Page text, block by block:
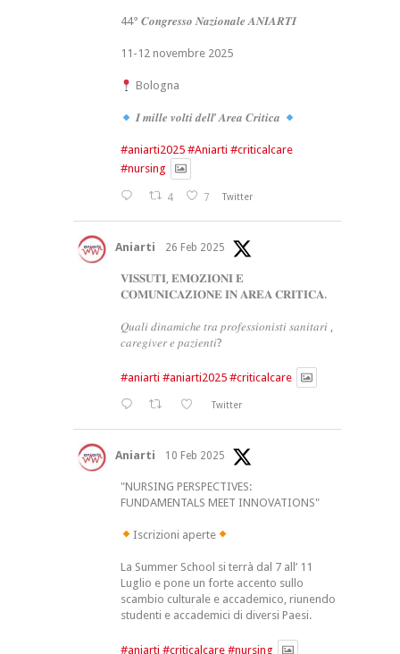
44° 𝑪𝒐𝒏𝒈𝒓𝒆𝒔𝒔𝒐 𝑵𝒂𝒛𝒊𝒐𝒏𝒂𝒍𝒆 𝑨𝑵𝑰𝑨𝑹𝑻𝑰
11-12 novembre 2025
Bologna
𝑰 𝒎𝒊𝒍𝒍𝒆 𝒗𝒐𝒍𝒕𝒊 𝒅𝒆𝒍𝒍’ 𝑨𝒓𝒆𝒂 𝑪𝒓𝒊𝒕𝒊𝒄𝒂
#aniarti2025 #Aniarti #criticalcare
#nursing
4 7 Twitter
Aniarti 26 Feb 2025
𝐕𝐈𝐒𝐒𝐔𝐓𝐈, 𝐄𝐌𝐎𝐙𝐈𝐎𝐍𝐈 𝐄
𝐂𝐎𝐌𝐔𝐍𝐈𝐂𝐀𝐙𝐈𝐎𝐍𝐄 𝐈𝐍 𝐀𝐑𝐄𝐀 𝐂𝐑𝐈𝐓𝐈𝐂𝐀.
𝑄𝑢𝑎𝑙𝑖 𝑑𝑖𝑛𝑎𝑚𝑖𝑐ℎ𝑒 𝑡𝑟𝑎 𝑝𝑟𝑜𝑓𝑒𝑠𝑠𝑖𝑜𝑛𝑖𝑠𝑡𝑖 𝑠𝑎𝑛𝑖𝑡𝑎𝑟𝑖 ,
𝑐𝑎𝑟𝑒𝑔𝑖𝑣𝑒𝑟 𝑒 𝑝𝑎𝑧𝑖𝑒𝑛𝑡𝑖?
#aniarti #aniarti2025 #criticalcare
Twitter
Aniarti 10 Feb 2025
"NURSING PERSPECTIVES:
FUNDAMENTALS MEET INNOVATIONS"
Iscrizioni aperte
La Summer School si terrà dal 7 all’ 11
Luglio e pone un forte accento sullo
scambio culturale e accademico, riunendo
studenti e accademici di diversi Paesi.
#aniarti #criticalcare #nursing